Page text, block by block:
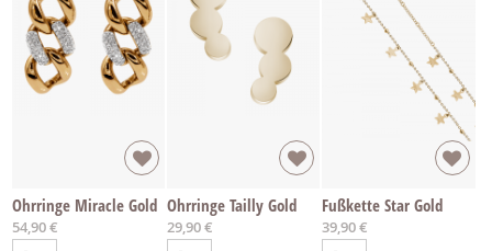
Ohrringe Miracle Gold
54,90 €
Ohrringe Tailly Gold
29,90 €
Fußkette Star Gold
39,90 €